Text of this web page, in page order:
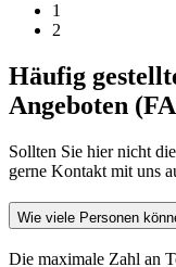
1
2
Häufig
Angeboten
Sollten Sie hier nicht
gerne Kontakt mit uns
Wie viele Personen
Die maximale Zahl an